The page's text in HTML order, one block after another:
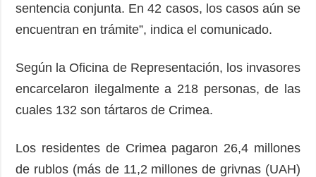
sentencia conjunta. En 42 casos, los casos aún se
encuentran en trámite”, indica el comunicado.
Según la Oficina de Representación, los invasores
encarcelaron ilegalmente a 218 personas, de las
cuales 132 son tártaros de Crimea.
Los residentes de Crimea pagaron 26,4 millones
de rublos (más de 11,2 millones de grivnas (UAH)